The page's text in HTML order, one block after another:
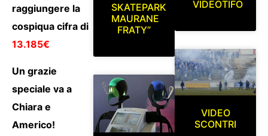
raggiungere la
cospiqua cifra di
13.185€
Un grazie
speciale va a
Chiara e
Americo!
SKATEPARK
MAURANE
FRATY”
VIDEOTIFO
VIDEO
SCONTRI